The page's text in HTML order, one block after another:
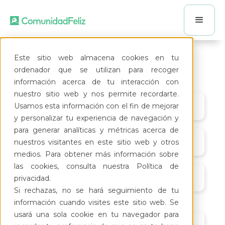
Este sitio web almacena cookies en tu
ordenador que se utilizan para recoger
información acerca de tu interacción con
nuestro sitio web y nos permite recordarte.
Usamos esta información con el fin de mejorar
y personalizar tu experiencia de navegación y
para generar analíticas y métricas acerca de
nuestros visitantes en este sitio web y otros
medios. Para obtener más información sobre
las cookies, consulta nuestra Política de
privacidad.
Si rechazas, no se hará seguimiento de tu
información cuando visites este sitio web. Se
usará una sola cookie en tu navegador para
Charla: ¿Cómo constituir el
Comité de Vigilancia?
Online - Youtube
25/10/23
4:00 pm